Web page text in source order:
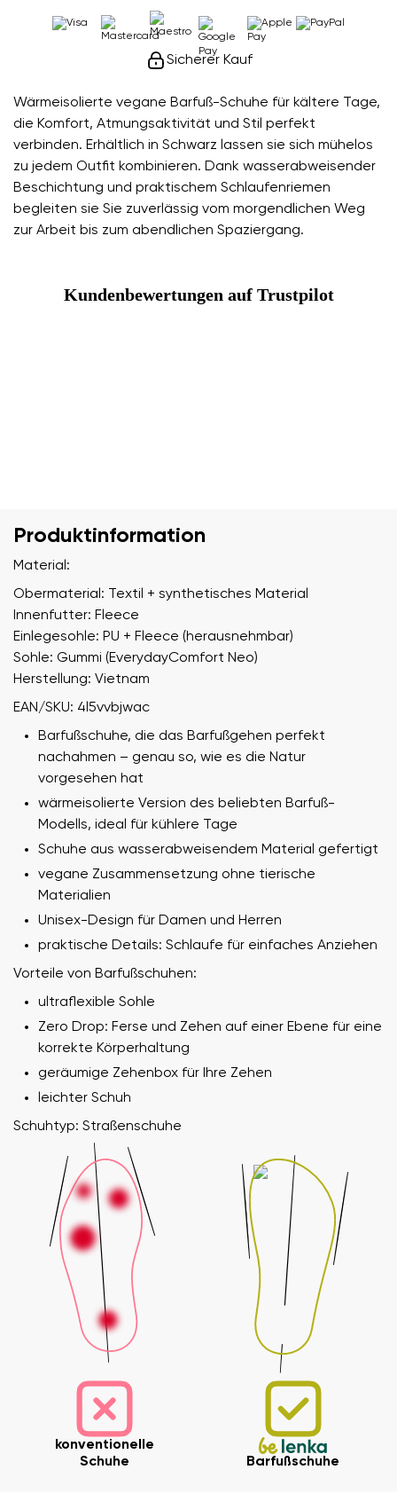
Wärmeisolierte vegane Barfuß-Schuhe für kältere Tage,
die Komfort, Atmungsaktivität und Stil perfekt
verbinden. Erhältlich in Schwarz lassen sie sich mühelos
zu jedem Outfit kombinieren. Dank wasserabweisender
Beschichtung und praktischem Schlaufenriemen
begleiten sie Sie zuverlässig vom morgendlichen Weg
zur Arbeit bis zum abendlichen Spaziergang.
Sicherer Kauf
Kundenbewertungen auf Trustpilot
Produktinformation
Material:
Obermaterial: Textil + synthetisches Material
Innenfutter: Fleece
Einlegesohle: PU + Fleece (herausnehmbar)
Sohle: Gummi (EverydayComfort Neo)
Herstellung: Vietnam
EAN/SKU: 4l5vvbjwac
Barfußschuhe, die das Barfußgehen perfekt
nachahmen – genau so, wie es die Natur
vorgesehen hat
wärmeisolierte Version des beliebten Barfuß-
Modells, ideal für kühlere Tage
Schuhe aus wasserabweisendem Material gefertigt
vegane Zusammensetzung ohne tierische
Materialien
Unisex-Design für Damen und Herren
praktische Details: Schlaufe für einfaches Anziehen
Vorteile von Barfußschuhen:
ultraflexible Sohle
Zero Drop: Ferse und Zehen auf einer Ebene für eine
korrekte Körperhaltung
geräumige Zehenbox für Ihre Zehen
leichter Schuh
Schuhtyp: Straßenschuhe
konventionelle
Schuhe
Barfußschuhe